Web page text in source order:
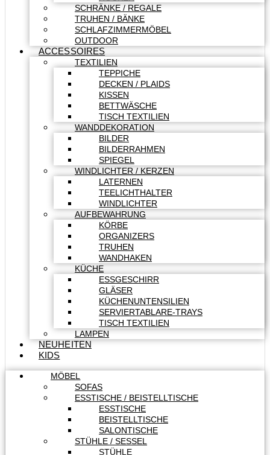
SCHRÄNKE / REGALE
TRUHEN / BÄNKE
SCHLAFZIMMERMÖBEL
OUTDOOR
ACCESSOIRES
TEXTILIEN
TEPPICHE
DECKEN / PLAIDS
KISSEN
BETTWÄSCHE
TISCH TEXTILIEN
WANDDEKORATION
BILDER
BILDERRAHMEN
SPIEGEL
WINDLICHTER / KERZEN
LATERNEN
TEELICHTHALTER
WINDLICHTER
AUFBEWAHRUNG
KÖRBE
ORGANIZERS
TRUHEN
WANDHAKEN
KÜCHE
ESSGESCHIRR
GLÄSER
KÜCHENUNTENSILIEN
SERVIERTABLARE-TRAYS
TISCH TEXTILIEN
LAMPEN
NEUHEITEN
KIDS
MÖBEL
SOFAS
ESSTISCHE / BEISTELLTISCHE
ESSTISCHE
BEISTELLTISCHE
SALONTISCHE
STÜHLE / SESSEL
STÜHLE